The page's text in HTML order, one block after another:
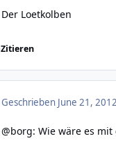
Der Loetkolben
Zitieren
Geschrieben June 21,
@borg: Wie wäre es mit